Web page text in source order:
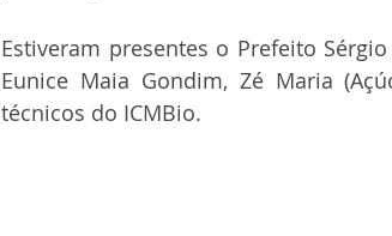
Estiveram presentes o Prefeito
Eunice Maia Gondim, Zé Maria
técnicos do ICMBio.